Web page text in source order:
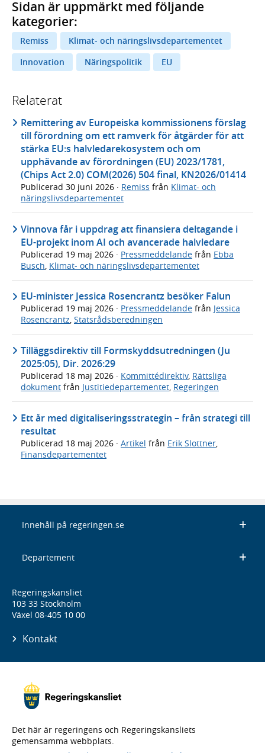
Sidan är uppmärkt med följande
kategorier:
Remiss
Klimat- och näringslivsdepartementet
Innovation
Näringspolitik EU
Relaterat
Remittering av Europeiska kommissionens förslag
till förordning om ett ramverk för åtgärder för att
stärka EU:s halvledarekosystem och om
upphävande av förordningen (EU) 2023/1781,
(Chips Act 2.0) COM(2026) 504 final, KN2026/01414
Publicerad 30 juni 2026 · Remiss från Klimat- och
näringslivsdepartementet
Vinnova får i uppdrag att finansiera deltagande i
EU-projekt inom AI och avancerade halvledare
Publicerad 19 maj 2026 · Pressmeddelande från Ebba
Busch Klimat- och näringslivsdepartementet
EU-minister Jessica Rosencrantz besöker Falun
Publicerad 19 maj 2026 · Pressmeddelande från Jessica
Rosencrantz, Statsrådsberedningen
Tilläggsdirektiv till Formskyddsutredningen (Ju
2025:05), Dir. 2026:29
Publicerad 18 maj 2026 · Kommittédirektiv, Rättsliga
dokument från Justitiedepartementet, Regeringen
Ett år med digitaliseringsstrategin – från strategi till
resultat
Publicerad 18 maj 2026 · Artikel från Erik Slottner
Finansdepartementet
Innehåll på regeringen.se
Departement
Regeringskansliet
103 33 Stockholm
Växel 08-405 10 00
Kontakt
Det här är regeringens och Regeringskansliets
gemensamma webbplats.